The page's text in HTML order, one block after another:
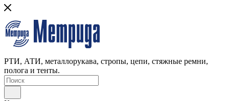
РТИ, АТИ, металлорукава, стропы, цепи, стяжные ремни,
полога и тенты.